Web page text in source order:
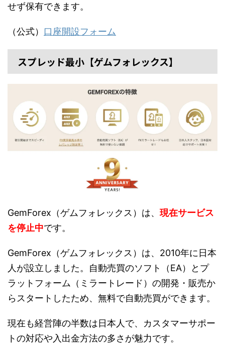
せず保有できます。
（公式） 口座開設フォーム
スプレッド最小【ゲムフォレックス】
GemForex（ゲムフォレックス）は、 現在サービス
を停止中です。
GemForex（ゲムフォレックス）は、2010年に日本
人が設立しました。自動売買のソフト（EA）とプ
ラットフォーム（ミラートレード）の開発・販売か
らスタートしたため、無料で自動売買ができます。
現在も経営陣の半数は日本人で、カスタマーサポー
トの対応や入出金方法の多さが魅力です。